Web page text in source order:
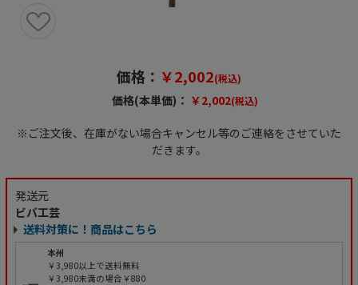
価格： ￥2,002(税込)
価格(本単価)： ￥2,002(税込)
※ご注文後、在庫がない場合キャンセル等のご連絡をさせていた
だきます。
発送元
ビバ工芸
送料対策に！商品はこちら
本州
￥3,980以上で送料無料
￥3,980未満の場合￥880